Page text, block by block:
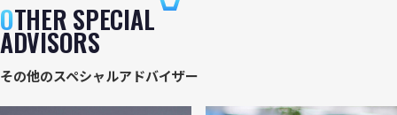
OTHER SPECIAL
ADVISORS
その他のスペシャルアドバイザー